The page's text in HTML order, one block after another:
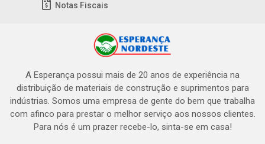
Notas Fiscais
A Esperança possui mais de 20 anos de experiência na
distribuição de materiais de construção e suprimentos para
indústrias. Somos uma empresa de gente do bem que trabalha
com afinco para prestar o melhor serviço aos nossos clientes.
Para nós é um prazer recebe-lo, sinta-se em casa!